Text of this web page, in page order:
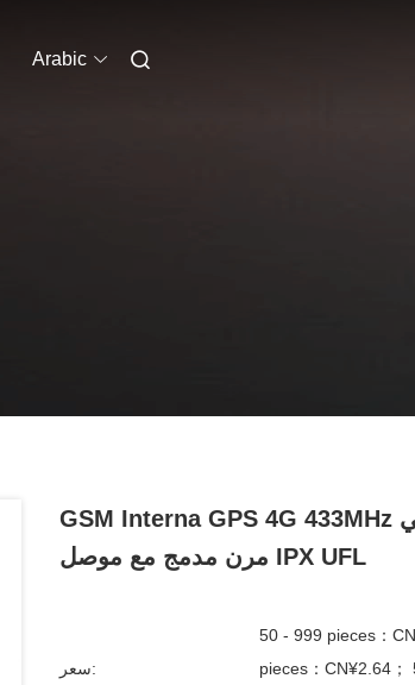
Arabic
GSM Interna GPS 4G 433MHz هوائي FPC
مرن مدمج مع موصل IPX UFL
سعر:
50 - 999 pieces：
pieces：CN¥2.64；